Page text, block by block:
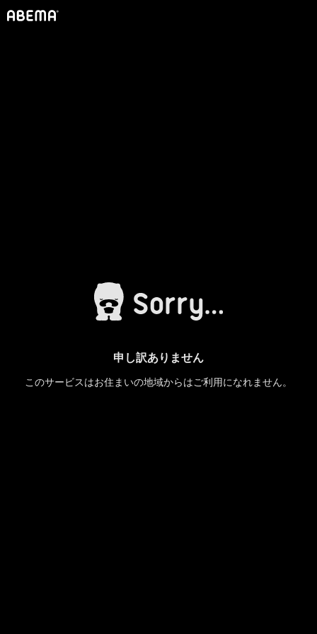
申し訳ありません
このサービスはお住まいの地域からはご利用になれません。